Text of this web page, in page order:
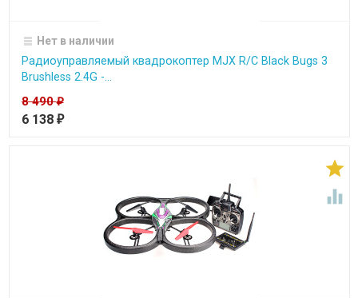
Нет в наличии
Радиоуправляемый квадрокоптер MJX R/C Black Bugs 3
Brushless 2.4G -...
8 490₽
6 138 ₽

